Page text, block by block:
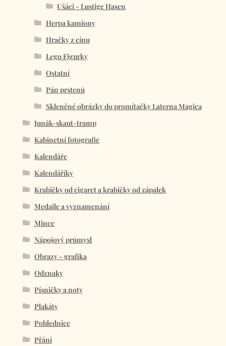
Ušáci - Lustige Hasen
Herpa kamiony
Hračky z cínu
Lego Figurky
Ostatní
Pán prstenů
Skleněné obrázky do promítačky Laterna Magica
Junák-skaut-tramp
Kabinetní fotografie
Kalendáře
Kalendáříky
Krabičky od cigaret a krabičky od zápalek
Medaile a vyznamenání
Mince
Nápojový průmysl
Obrazy - grafika
Odznaky
Písničky a noty
Plakáty
Pohlednice
Přání